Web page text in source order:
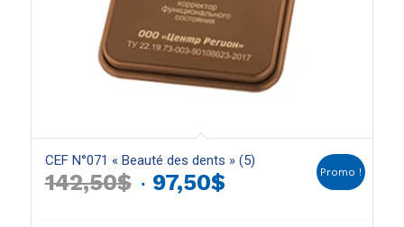
CEF N°071 « Beauté des dents » (5)
142,50$ Le97,50$Le
Promo !